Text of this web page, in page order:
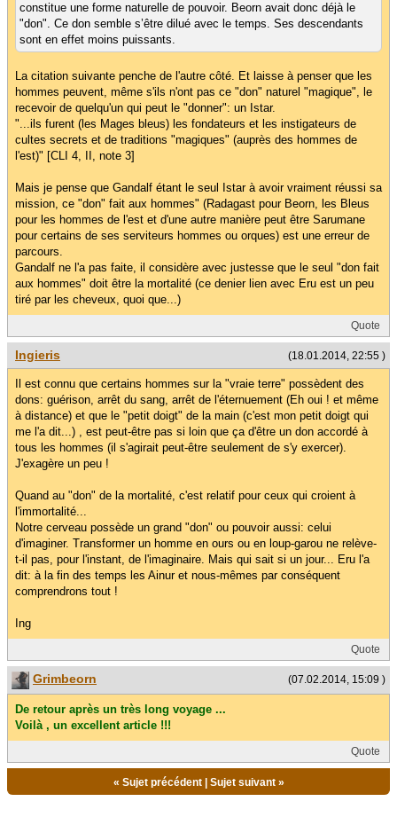
constitue une forme naturelle de pouvoir. Beorn avait donc déjà le
"don". Ce don semble s’être dilué avec le temps. Ses descendants
sont en effet moins puissants.
La citation suivante penche de l'autre côté. Et laisse à penser que les
hommes peuvent, même s'ils n'ont pas ce "don" naturel "magique", le
recevoir de quelqu'un qui peut le "donner": un Istar.
"...ils furent (les Mages bleus) les fondateurs et les instigateurs de
cultes secrets et de traditions "magiques" (auprès des hommes de
l'est)" [CLI 4, II, note 3]
Mais je pense que Gandalf étant le seul Istar à avoir vraiment réussi sa
mission, ce "don" fait aux hommes" (Radagast pour Beorn, les Bleus
pour les hommes de l'est et d'une autre manière peut être Sarumane
pour certains de ses serviteurs hommes ou orques) est une erreur de
parcours.
Gandalf ne l'a pas faite, il considère avec justesse que le seul "don fait
aux hommes" doit être la mortalité (ce denier lien avec Eru est un peu
tiré par les cheveux, quoi que...)
Quote
(18.01.2014, 22:55 )
Ingieris
Il est connu que certains hommes sur la "vraie terre" possèdent des
dons: guérison, arrêt du sang, arrêt de l'éternuement (Eh oui ! et même
à distance) et que le "petit doigt" de la main (c'est mon petit doigt qui
me l'a dit...) , est peut-être pas si loin que ça d'être un don accordé à
tous les hommes (il s'agirait peut-être seulement de s'y exercer).
J'exagère un peu !
Quand au "don" de la mortalité, c'est relatif pour ceux qui croient à
l'immortalité...
Notre cerveau possède un grand "don" ou pouvoir aussi: celui
d'imaginer. Transformer un homme en ours ou en loup-garou ne relève-
t-il pas, pour l'instant, de l'imaginaire. Mais qui sait si un jour... Eru l'a
dit: à la fin des temps les Ainur et nous-mêmes par conséquent
comprendrons tout !
Ing
Quote
(07.02.2014, 15:09 )
Grimbeorn
De retour après un très long voyage ...
Voilà , un excellent article !!!
Quote
« Sujet précédent| Sujet suivant»